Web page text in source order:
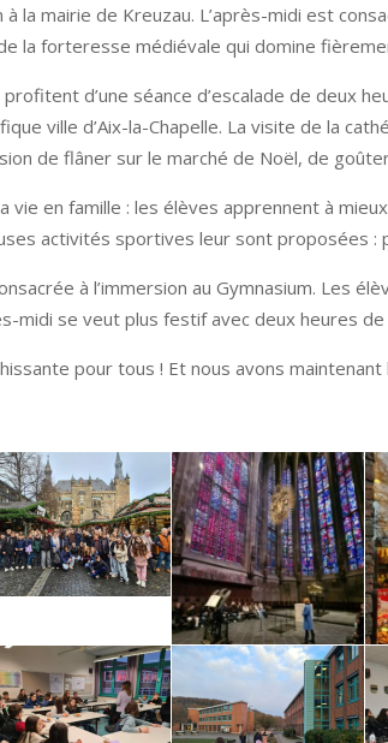
la mairie de Kreuzau. L’après-midi est
la forteresse médiévale qui domine
d’une séance d’escalade de deux
ville d’Aix-la-Chapelle. La visite de la
de flâner sur le marché de Noël, de
vie en famille : les élèves apprennent à
activités sportives leur sont proposées
à l’immersion au Gymnasium. Les
midi se veut plus festif avec deux heures
pour tous ! Et nous avons